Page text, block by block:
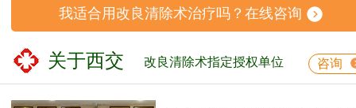
我适合用改良清除术治疗吗？在线咨询
关于西交 改良清除术指定授权单位 咨询